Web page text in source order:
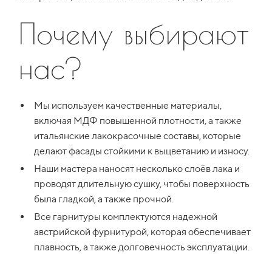
Почему выбирают
нас?
Мы используем качественные материалы,
включая МДФ повышенной плотности, а также
итальянские лакокрасочные составы, которые
делают фасады стойкими к выцветанию и износу.
Наши мастера наносят несколько слоёв лака и
проводят длительную сушку, чтобы поверхность
была гладкой, а также прочной.
Все гарнитуры комплектуются надежной
австрийской фурнитурой, которая обеспечивает
плавность, а также долговечность эксплуатации.